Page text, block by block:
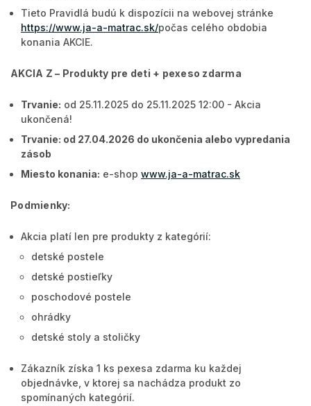
Tieto Pravidlá budú k dispozícii na webovej stránke
https://www.ja-a-matrac.sk/počas celého obdobia
konania AKCIE.
AKCIA Z – Produkty pre deti + pexeso zdarma
Trvanie: od 25.11.2025 do 25.11.2025 12:00 - Akcia
ukončená!
Trvanie: od 27.04.2026 do ukončenia alebo vypredania
zásob
Miesto konania: e-shop www.ja-a-matrac.sk
Podmienky:
Akcia platí len pre produkty z kategórií:
detské postele
detské postieľky
poschodové postele
ohrádky
detské stoly a stoličky
Zákazník získa 1 ks pexesa zdarma ku každej
objednávke, v ktorej sa nachádza produkt zo
spomínaných kategórií.